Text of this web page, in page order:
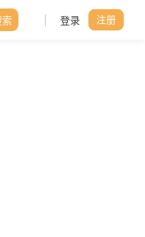
登录 注册